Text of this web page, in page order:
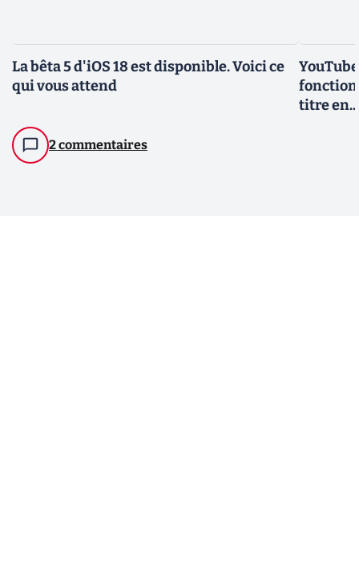
La bêta 5 d'iOS 18 est disponible. Voici ce
qui vous attend
2 commentaires
fonction
titre